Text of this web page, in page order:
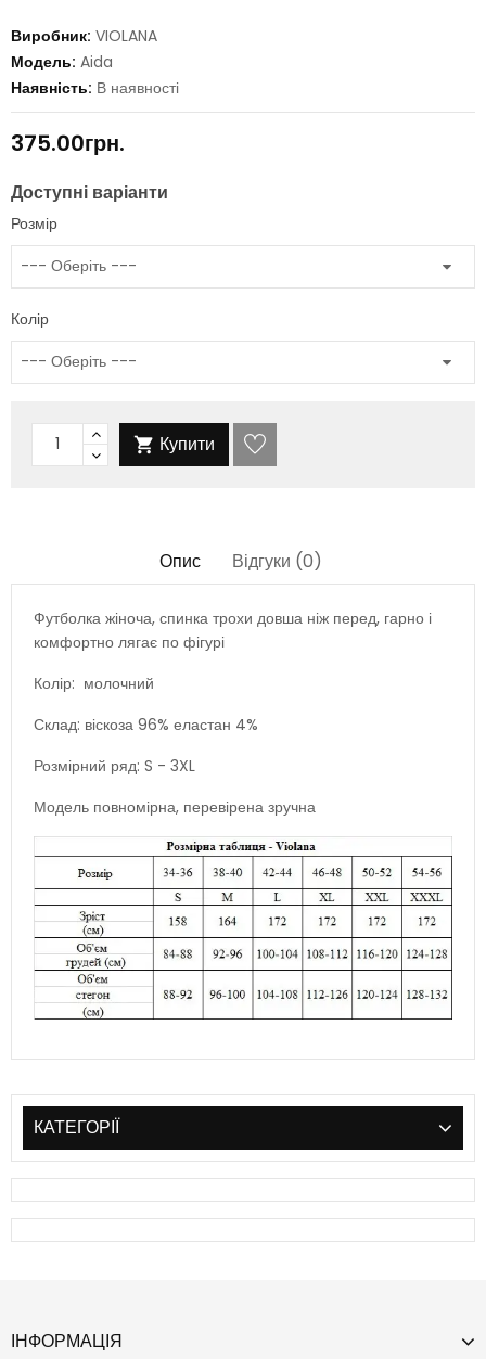
Виробник: VIOLANA
Модель: Aida
Наявність: В наявності
375.00грн.
Доступні варіанти
Розмір
Колір
 Купити
Опис Відгуки (0)
Футболка жіноча, спинка трохи довша ніж перед, гарно і
комфортно лягає по фігурі
Колір: молочний
Склад: віскоза 96% еластан 4%
Розмірний ряд: S - 3XL
Модель повномірна, перевірена зручна
КАТЕГОРІЇ
ІНФОРМАЦІЯ